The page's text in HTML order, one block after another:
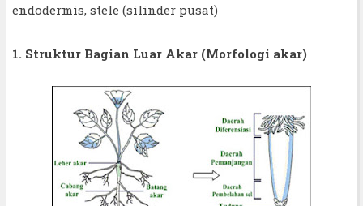
endodermis, stele (silinder pusat)
1. Struktur Bagian Luar Akar (Morfologi akar)